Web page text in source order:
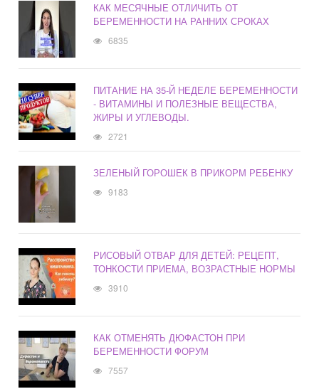
КАК МЕСЯЧНЫЕ ОТЛИЧИТЬ ОТ
БЕРЕМЕННОСТИ НА РАННИХ СРОКАХ
6835
ПИТАНИЕ НА 35-Й НЕДЕЛЕ БЕРЕМЕННОСТИ
- ВИТАМИНЫ И ПОЛЕЗНЫЕ ВЕЩЕСТВА,
ЖИРЫ И УГЛЕВОДЫ.
2721
ЗЕЛЕНЫЙ ГОРОШЕК В ПРИКОРМ РЕБЕНКУ
9183
РИСОВЫЙ ОТВАР ДЛЯ ДЕТЕЙ: РЕЦЕПТ,
ТОНКОСТИ ПРИЕМА, ВОЗРАСТНЫЕ НОРМЫ
3910
КАК ОТМЕНЯТЬ ДЮФАСТОН ПРИ
БЕРЕМЕННОСТИ ФОРУМ
7557